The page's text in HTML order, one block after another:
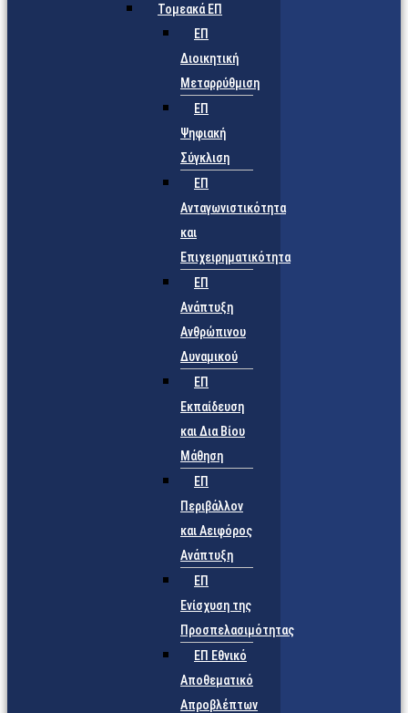
Τομεακά ΕΠ
ΕΠ
Διοικητική
Μεταρρύθμιση
ΕΠ
Ψηφιακή
Σύγκλιση
ΕΠ
Ανταγωνιστικότητα
και
Επιχειρηματικότητα
ΕΠ
Ανάπτυξη
Ανθρώπινου
Δυναμικού
ΕΠ
Εκπαίδευση
και Δια Βίου
Μάθηση
ΕΠ
Περιβάλλον
και Αειφόρος
Ανάπτυξη
ΕΠ
Ενίσχυση της
Προσπελασιμότητας
ΕΠ Εθνικό
Αποθεματικό
Απροβλέπτων